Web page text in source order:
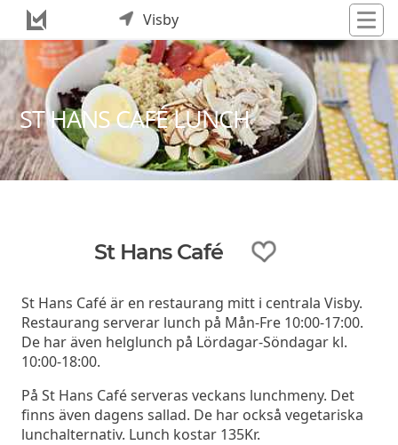
Visby
ST HANS CAFÉ LUNCH
St Hans Café
St Hans Café är en restaurang mitt i centrala Visby.
Restaurang serverar lunch på Mån-Fre 10:00-17:00.
De har även helglunch på Lördagar-Söndagar kl.
10:00-18:00.
På St Hans Café serveras veckans lunchmeny. Det
finns även dagens sallad. De har också vegetariska
lunchalternativ. Lunch kostar 135Kr.